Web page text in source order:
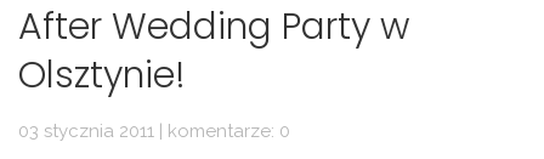
After Wedding Party w
Olsztynie!
03 stycznia 2011 | komentarze: 0